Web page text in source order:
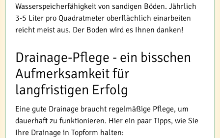
Wasserspeicherfähigkeit von sandigen Böden. Jährlich
3-5 Liter pro Quadratmeter oberflächlich einarbeiten
reicht meist aus. Der Boden wird es Ihnen danken!
Drainage-Pflege - ein bisschen
Aufmerksamkeit für
langfristigen Erfolg
Eine gute Drainage braucht regelmäßige Pflege, um
dauerhaft zu funktionieren. Hier ein paar Tipps, wie Sie
Ihre Drainage in Topform halten: